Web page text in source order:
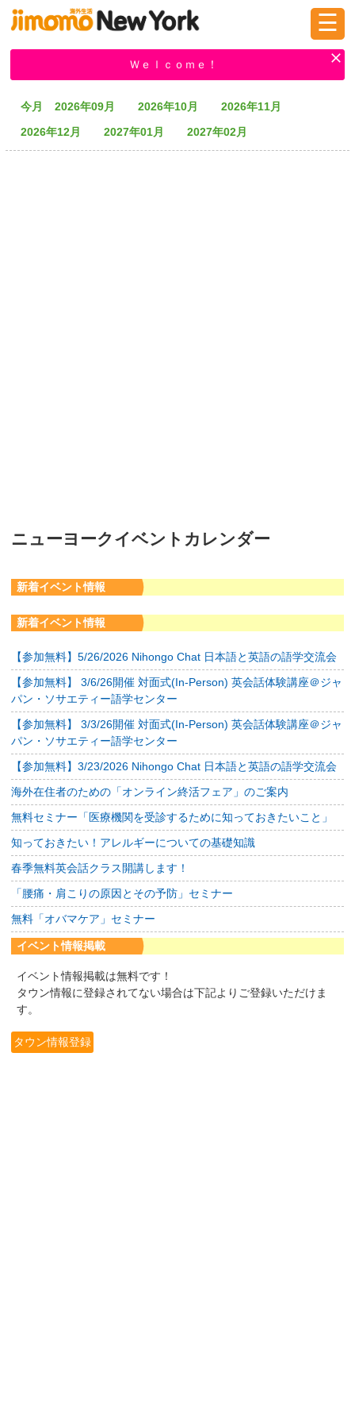
掲示板 タウン情報 教えて！
☰
Ｗｅｌｃｏｍｅ！
今月 2026年09月 2026年10月
2026年11月
2026年12月
2027年01月 2027年02月
ニューヨークイベントカレンダー
新着イベント情報
新着イベント情報
【参加無料】5/26/2026 Nihongo Chat 日本語と英語の語学交流会
【参加無料】 3/6/26開催 対面式(In-Person) 英会話体験講座＠ジャ
パン・ソサエティー語学センター
【参加無料】 3/3/26開催 対面式(In-Person) 英会話体験講座＠ジャ
パン・ソサエティー語学センター
【参加無料】3/23/2026 Nihongo Chat 日本語と英語の語学交流会
海外在住者のための「オンライン終活フェア」のご案内
無料セミナー「医療機関を受診するために知っておきたいこと」
知っておきたい！アレルギーについての基礎知識
春季無料英会話クラス開講します！
「腰痛・肩こりの原因とその予防」セミナー
無料「オバマケア」セミナー
イベント情報掲載
イベント情報掲載は無料です！
タウン情報に登録されてない場合は下記よりご登録いただけま
す。
タウン情報登録